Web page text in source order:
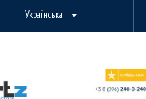
Українська